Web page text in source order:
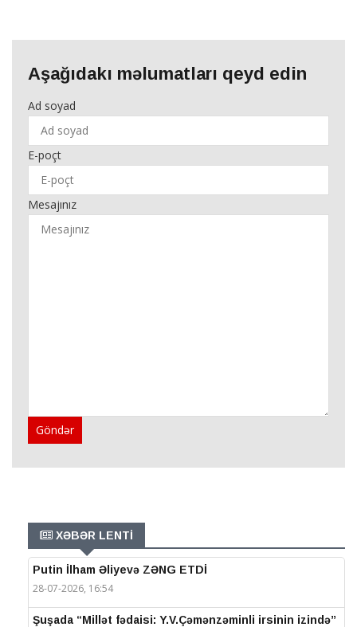
Aşağıdakı məlumatları qeyd edin
Ad soyad
E-poçt
Mesajınız
Göndər
XƏBƏR LENTİ
Putin İlham Əliyevə ZƏNG ETDİ
28-07-2026, 16:54
Şuşada “Millət fədaisi: Y.V.Çəmənzəminli irsinin izində”